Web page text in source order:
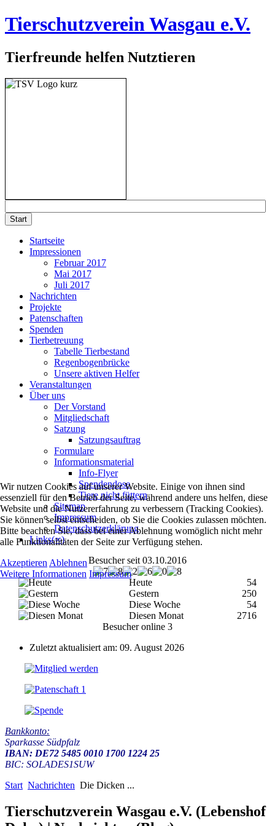
Tierschutzverein Wasgau e.V.
Tierfreunde helfen Nutztieren
Startseite
Impressionen
Februar 2017
Mai 2017
Juli 2017
Nachrichten
Projekte
Patenschaften
Spenden
Tierbetreuung
Tabelle Tierbestand
Regenbogenbrücke
Unsere aktiven Helfer
Veranstaltungen
Über uns
Der Vorstand
Mitgliedschaft
Satzung
Satzungsauftrag
Formulare
Informationsmaterial
Info-Flyer
Spendendose
Tiere nicht füttern
Sitemap
Impressum
Datenschutzerklärung
Links(∞)
Besucher seit 03.10.2016
Heute
54
Gestern
250
Diese Woche
54
Diesen Monat
2716
Besucher online 3
Zuletzt aktualisiert am: 09. August 2026
Bankkonto:
Sparkasse Südpfalz
IBAN: DE72 5485 0010 1700 1224 25
BIC: SOLADES1SUW
Start Nachrichten Die Dicken ...
Tierschutzverein Wasgau e.V. (Lebenshof
Wir nutzen Cookies auf unserer Website. Einige von ihnen sind
essenziell für den Betrieb der Seite, während andere uns helfen, diese
Website und die Nutzererfahrung zu verbessern (Tracking Cookies).
Sie können selbst entscheiden, ob Sie die Cookies zulassen möchten.
Bitte beachten Sie, dass bei einer Ablehnung womöglich nicht mehr
alle Funktionalitäten der Seite zur Verfügung stehen.
Akzeptieren Ablehnen
Weitere Informationen Impressum